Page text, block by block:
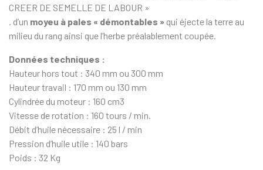
CREER DE SEMELLE DE LABOUR »
. d’un moyeu à pales « démontables » qui éjecte la terre au
milieu du rang ainsi que l’herbe préalablement coupée.
Données techniques :
Hauteur hors tout : 340 mm ou 300 mm
Hauteur travail : 170 mm ou 130 mm
Cylindrée du moteur : 160 cm3
Vitesse de rotation : 160 tours / min.
Débit d’huile nécessaire : 25 l / min
Pression d’huile utile : 140 bars
Poids : 32 Kg